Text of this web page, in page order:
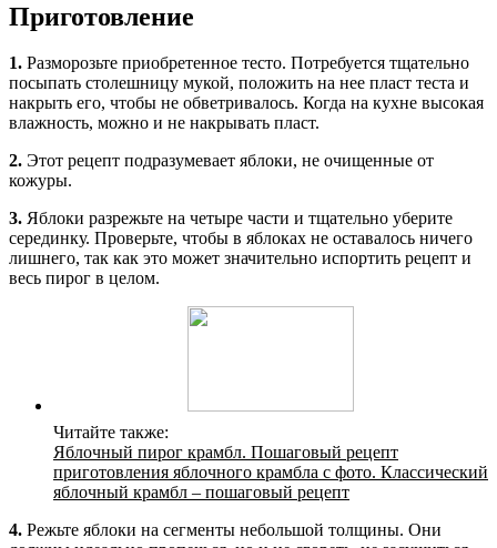
Приготовление
1. Разморозьте приобретенное тесто. Потребуется тщательно
посыпать столешницу мукой, положить на нее пласт теста и
накрыть его, чтобы не обветривалось. Когда на кухне высокая
влажность, можно и не накрывать пласт.
2. Этот рецепт подразумевает яблоки, не очищенные от
кожуры.
3. Яблоки разрежьте на четыре части и тщательно уберите
серединку. Проверьте, чтобы в яблоках не оставалось ничего
лишнего, так как это может значительно испортить рецепт и
весь пирог в целом.
Читайте также:
Яблочный пирог крамбл. Пошаговый рецепт
приготовления яблочного крамбла с фото. Классический
яблочный крамбл – пошаговый рецепт
4. Режьте яблоки на сегменты небольшой толщины. Они